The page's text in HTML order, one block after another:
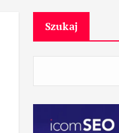
Szukaj